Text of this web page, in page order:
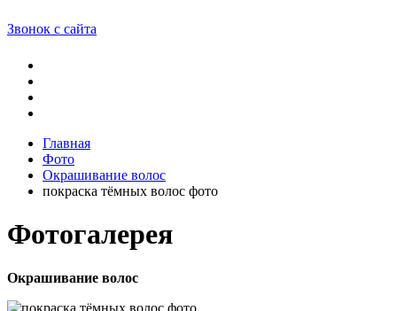
Звонок с сайта
Главная
Фото
Окрашивание волос
покраска тёмных волос фото
Фотогалерея
Окрашивание волос